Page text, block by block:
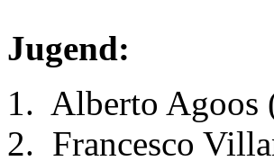
Jugend:
Alberto Agoos
Francesco